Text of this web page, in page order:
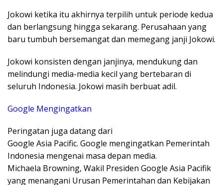
Jokowi ketika itu akhirnya terpilih untuk periode kedua
dan berlangsung hingga sekarang. Perusahaan yang
baru tumbuh bersemangat dan memegang janji Jokowi.
Jokowi konsisten dengan janjinya, mendukung dan
melindungi media-media kecil yang bertebaran di
seluruh Indonesia. Jokowi masih berbuat adil.
Google Mengingatkan
Peringatan juga datang dari
Google Asia Pacific. Google mengingatkan Pemerintah
Indonesia mengenai masa depan media.
Michaela Browning, Wakil Presiden Google Asia Pacifik
yang menangani Urusan Pemerintahan dan Kebijakan